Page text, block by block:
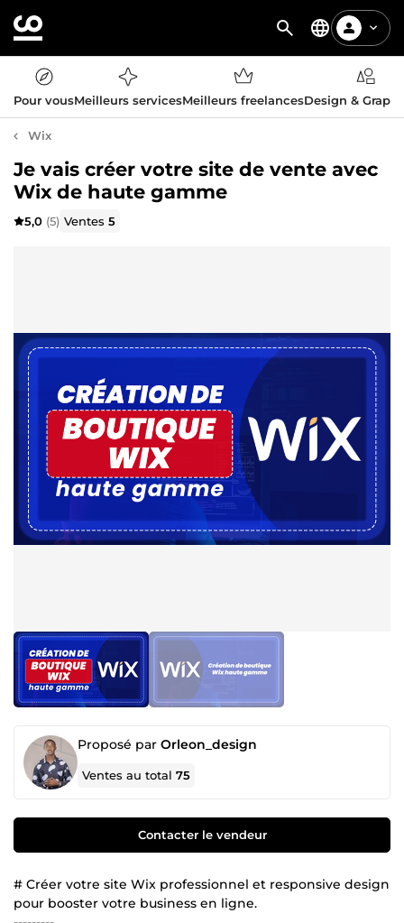
Pour vousMeilleurs servicesMeilleurs freelancesDesign &
Wix
Je vais créer votre site de vente avec
Wix de haute gamme
5,0 (5) Ventes5
Proposé par Orleon_design
Ventes au total75
Contacter le vendeur
# Créer votre site Wix professionnel et responsive design
pour booster votre business en ligne.